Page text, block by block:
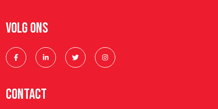
VOLG ONS
CONTACT